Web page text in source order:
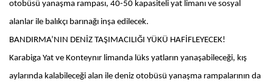
otobüsü yanaşma rampası, 40-50 kapasiteli yat limanı ve sosyal
alanlar ile balıkçı barınağı inşa edilecek.
BANDIRMA’NIN DENİZ TAŞIMACILIĞI YÜKÜ HAFİFLEYECEK!
Karabiga Yat ve Konteynır limanda lüks yatların yanaşabileceği, kış
aylarında kalabileceği alan ile deniz otobüsü yanaşma rampalarının da